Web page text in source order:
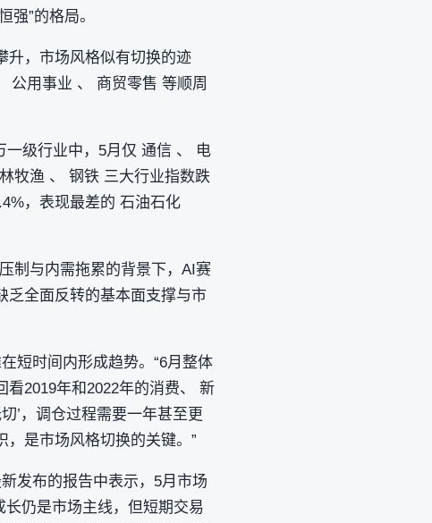
”的格局。
升，市场风格似有切换的迹
公用事业 、 商贸零售 等顺周
一级行业中，5月仅 通信 、 电
牧渔 、 钢铁 三大行业指数跌
，表现最差的 石油石化
制与内需拖累的背景下，AI赛
乏全面反转的基本面支撑与市
短时间内形成趋势。“6月整体
2019年和2022年的消费、 新
’，调仓过程需要一年甚至更
是市场风格切换的关键。”
发布的报告中表示，5月市场
仍是市场主线，但短期交易